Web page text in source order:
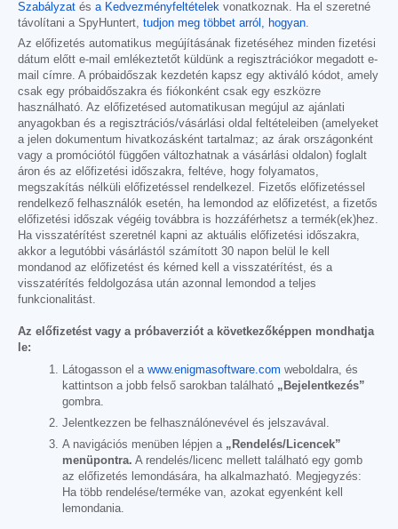
Szabályzat és a Kedvezményfeltételek vonatkoznak. Ha el szeretné
távolítani a SpyHuntert, tudjon meg többet arról, hogyan.
Az előfizetés automatikus megújításának fizetéséhez minden fizetési
dátum előtt e-mail emlékeztetőt küldünk a regisztrációkor megadott e-
mail címre. A próbaidőszak kezdetén kapsz egy aktiváló kódot, amely
csak egy próbaidőszakra és fiókonként csak egy eszközre
használható. Az előfizetésed automatikusan megújul az ajánlati
anyagokban és a regisztrációs/vásárlási oldal feltételeiben (amelyeket
a jelen dokumentum hivatkozásként tartalmaz; az árak országonként
vagy a promóciótól függően változhatnak a vásárlási oldalon) foglalt
áron és az előfizetési időszakra, feltéve, hogy folyamatos,
megszakítás nélküli előfizetéssel rendelkezel. Fizetős előfizetéssel
rendelkező felhasználók esetén, ha lemondod az előfizetést, a fizetős
előfizetési időszak végéig továbbra is hozzáférhetsz a termék(ek)hez.
Ha visszatérítést szeretnél kapni az aktuális előfizetési időszakra,
akkor a legutóbbi vásárlástól számított 30 napon belül le kell
mondanod az előfizetést és kérned kell a visszatérítést, és a
visszatérítés feldolgozása után azonnal lemondod a teljes
funkcionalitást.
Az előfizetést vagy a próbaverziót a következőképpen mondhatja
le:
Látogasson el a www.enigmasoftware.com weboldalra, és
kattintson a jobb felső sarokban található „Bejelentkezés”
gombra.
Jelentkezzen be felhasználónevével és jelszavával.
A navigációs menüben lépjen a „Rendelés/Licencek”
menüpontra. A rendelés/licenc mellett található egy gomb
az előfizetés lemondására, ha alkalmazható. Megjegyzés:
Ha több rendelése/terméke van, azokat egyenként kell
lemondania.